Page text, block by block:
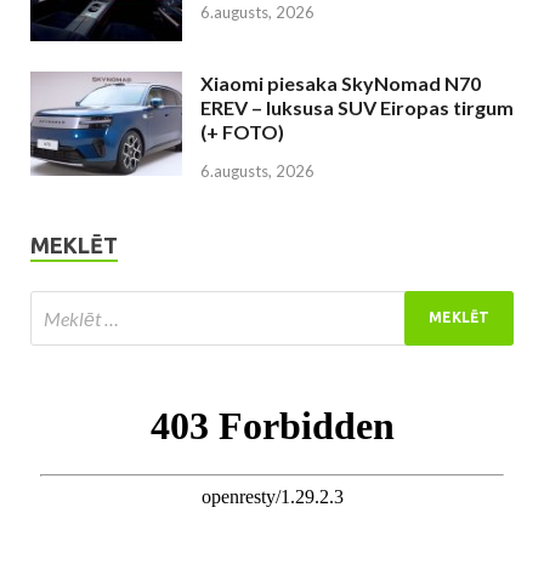
6.augusts, 2026
Xiaomi piesaka SkyNomad N70
EREV – luksusa SUV Eiropas tirgum
(+ FOTO)
6.augusts, 2026
MEKLĒT